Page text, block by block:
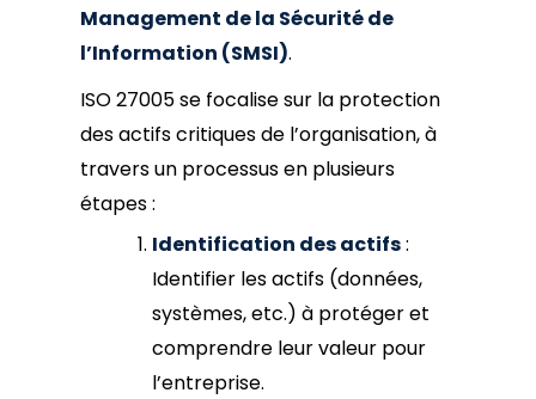
Management de la Sécurité de
l’Information (SMSI).
ISO 27005 se focalise sur la protection
des actifs critiques de l’organisation, à
travers un processus en plusieurs
étapes :
Identification des actifs:
Identifier les actifs (données,
systèmes, etc.) à protéger et
comprendre leur valeur pour
l’entreprise.